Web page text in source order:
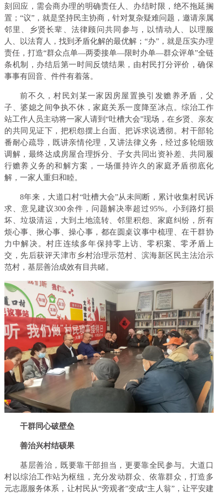
刻回应，需会商办理的明确责任人、办结时限，绝不拖延搁
置；“议”，就是坚持民主协商，针对复杂疑难问题，邀请亲属
邻里、乡贤长辈、法律顾问共同参与，以情动人、以理服
人、以法育人，找到矛盾化解的最优解；“办”，就是压实办理
责任，打造“群众点单—两委接单—限时办单—群众评单”全链
条机制，办结后第一时间反馈结果，由村民打分评价，确保
事事有回音、件件有着落。
前不久，村民刘某一家因房屋置换引发赡养矛盾，父
子、婆媳之间争执不休，家庭关系一度降至冰点。综治工作
站工作人员主动将一家人请到“吐槽大会”现场，在乡贤、亲友
的共同见证下，把积怨摆上台面、把诉求说透彻。村干部轮
番耐心疏导，既讲亲情伦理，又讲法律义务，经过多轮细致
调解，最终达成房屋合理拆分、子女共同出资补差、共同履
行赡养义务的和解方案，一场僵持许久的家庭矛盾彻底化
解，一家人重归和睦。
8年来，大道口村“吐槽大会”从未间断，累计收集村民诉
求、意见建议300余件，问题解决率超过95%。小到路灯损
坏、垃圾清运，大到土地流转、邻里积怨、家庭纠纷，所有
烦心事、揪心事、操心事，都在圆桌议事中梳理、在干群协
力中解决。村庄连续多年保持零上访、零积案、零矛盾上
交，先后获评天津市乡村治理示范村、滨海新区民主法治示
范村，基层善治成效有目共睹。
干群同心破壁垒
善治兴村结硕果
基层善治，既要靠干部担当，更要靠全民参与。大道口
村以综治工作站为枢纽，充分发动群众、依靠群众，打造多
元志愿服务体系，让村民从“旁观者”变成“主人翁”，让平安建